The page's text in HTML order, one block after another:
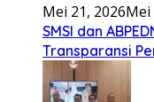
Mei 21, 2026Mei
SMSI dan
Transparansi